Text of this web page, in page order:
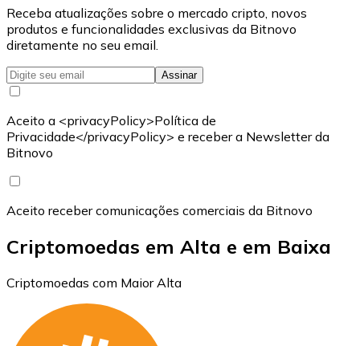
Receba atualizações sobre o mercado cripto, novos
produtos e funcionalidades exclusivas da Bitnovo
diretamente no seu email.
Assinar
Aceito a <privacyPolicy>Política de
Privacidade</privacyPolicy> e receber a Newsletter da
Bitnovo
Aceito receber comunicações comerciais da Bitnovo
Criptomoedas em Alta e em Baixa
Criptomoedas com Maior Alta